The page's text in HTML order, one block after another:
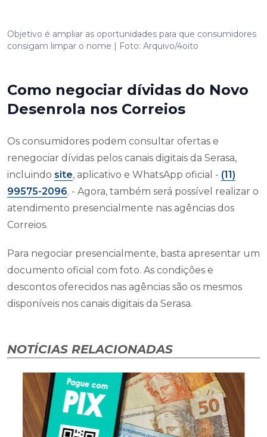
Objetivo é ampliar as oportunidades para que consumidores
consigam limpar o nome | Foto: Arquivo/4oito
Como negociar dívidas do Novo
Desenrola nos Correios
Os consumidores podem consultar ofertas e
renegociar dívidas pelos canais digitais da Serasa,
incluindo site, aplicativo e WhatsApp oficial - (11)
99575-2096. - Agora, também será possível realizar o
atendimento presencialmente nas agências dos
Correios.
Para negociar presencialmente, basta apresentar um
documento oficial com foto. As condições e
descontos oferecidos nas agências são os mesmos
disponíveis nos canais digitais da Serasa.
NOTÍCIAS RELACIONADAS